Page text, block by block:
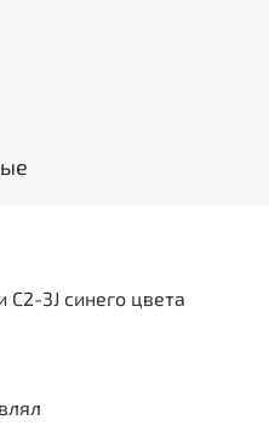
3J синего цвета